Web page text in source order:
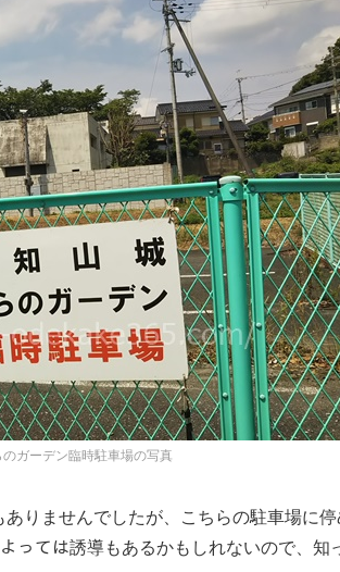
ガーデン臨時駐車場の写真
りませんでしたが、こちらの駐車場に
ては誘導もあるかもしれないので、知